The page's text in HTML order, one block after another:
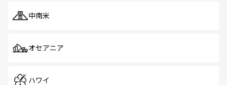
中南米
オセアニア
ハワイ